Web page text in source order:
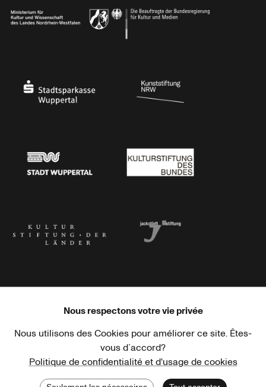
Haus der Kulturen der Welt Goethe-Institut
Nous respectons votre vie privée
Nous utilisons des Cookies pour améliorer ce site. Êtes-
vous d´accord?
Politique de confidentialité et d'usage de cookies